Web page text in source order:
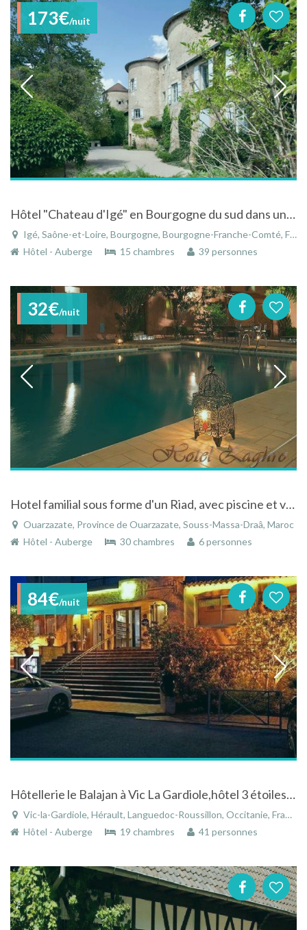
173€/nuit
Hôtel "Chateau d'Igé" en Bourgogne du sud dans une région riche d’histoires
Igé, Saône-et-Loire, Bourgogne, Bourgogne-Franche-Comté, France
Hôtel - Auberge
15 chambres 39 personnes
32€/nuit
Hotel familial sous forme d'un Riad, avec piscine et vue sur l'anti-atlas, à Ouarzazate...
Ouarzazate, Province de Ouarzazate, Souss-Massa-Draâ, Maroc
Hôtel - Auberge
30 chambres 6 personnes
84€/nuit
Hôtellerie le Balajan à Vic La Gardiole,hôtel 3 étoiles au milieu du vignoble à muscat - Hérault
Vic-la-Gardiole, Hérault, Languedoc-Roussillon, Occitanie, France
Hôtel - Auberge
19 chambres 41 personnes